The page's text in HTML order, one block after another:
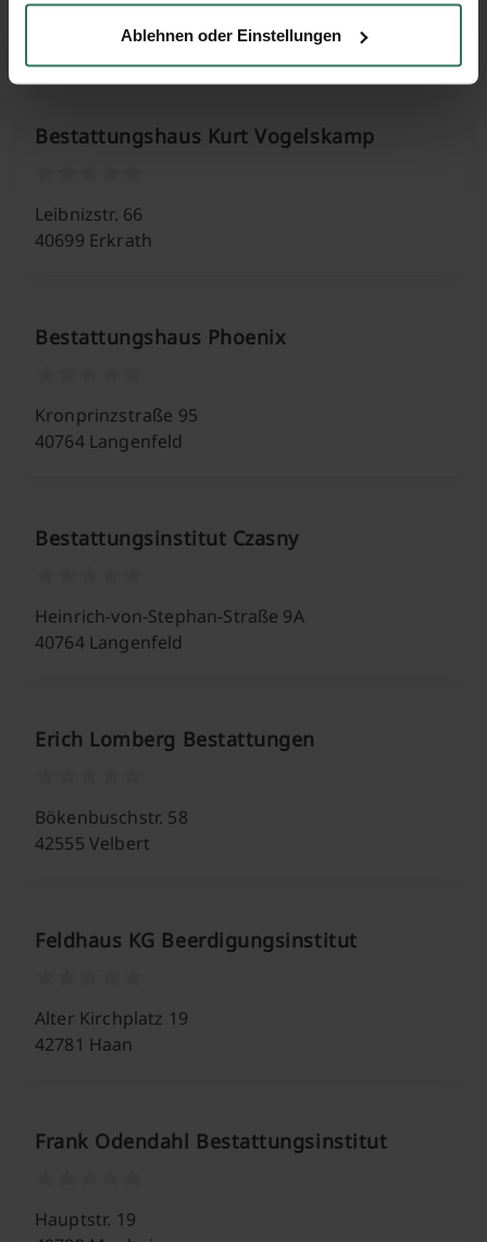
Ablehnen oder Einstellungen
Sohlstättenstr. 36B
40880 Ratingen
Bestattungshaus Kurt Vogelskamp
Leibnizstr. 66
40699 Erkrath
Bestattungshaus Phoenix
Kronprinzstraße 95
40764 Langenfeld
Bestattungsinstitut Czasny
Heinrich-von-Stephan-Straße 9A
40764 Langenfeld
Erich Lomberg Bestattungen
Bökenbuschstr. 58
42555 Velbert
Feldhaus KG Beerdigungsinstitut
Alter Kirchplatz 19
42781 Haan
Frank Odendahl Bestattungsinstitut
Hauptstr. 19